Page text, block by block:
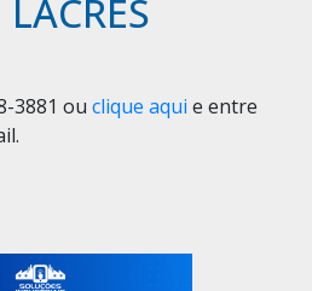
3881 ou clique aqui e entre